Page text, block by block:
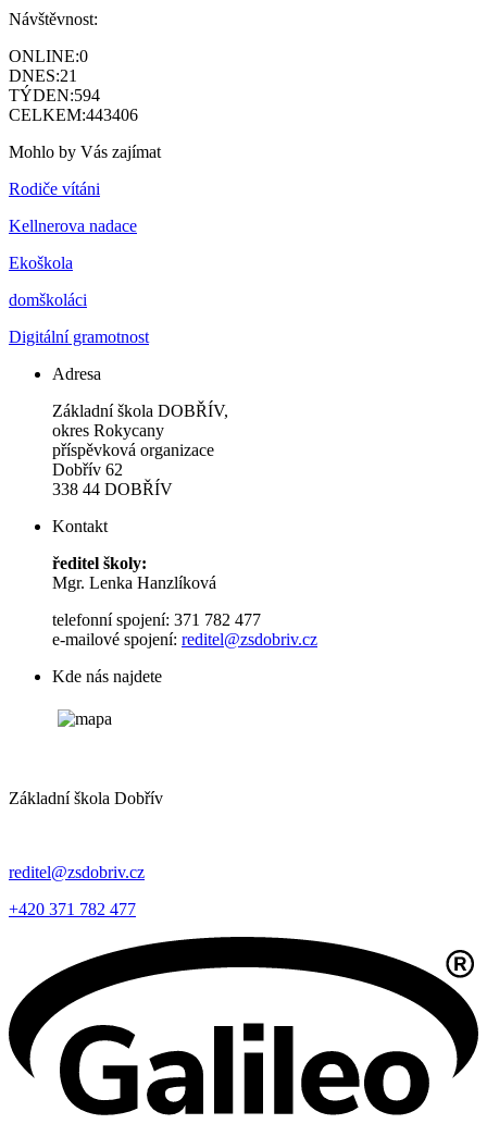
Návštěvnost:
ONLINE:0
DNES:21
TÝDEN:594
CELKEM:443406
Mohlo by Vás zajímat
Rodiče vítáni
Kellnerova nadace
Ekoškola
domškoláci
Digitální gramotnost
Adresa
Základní škola DOBŘÍV,
okres Rokycany
příspěvková organizace
Dobřív 62
338 44 DOBŘÍV
Kontakt
ředitel školy:
Mgr. Lenka Hanzlíková
telefonní spojení: 371 782 477
e-mailové spojení: reditel@zsdobriv.cz
Kde nás najdete
Základní škola Dobřív
reditel@zsdobriv.cz
+420 371 782 477